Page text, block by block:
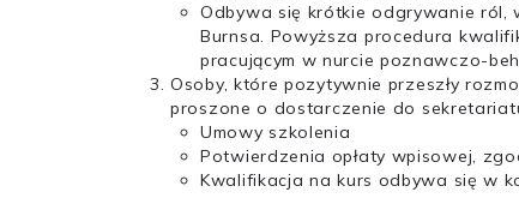
Odbywa się krótkie odgrywanie ról,
Burnsa. Powyższa procedura
pracującym w nurcie poznawczo-
Osoby, które pozytywnie przeszły
proszone o dostarczenie do
Umowy szkolenia
Potwierdzenia opłaty wpisowej,
Kwalifikacja na kurs odbywa się w